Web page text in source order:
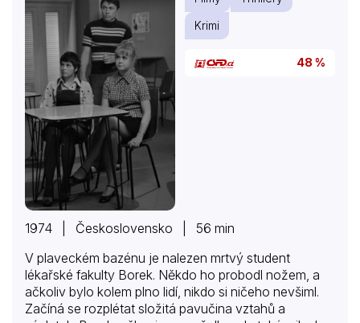
Krimi
48 %
1974 | Československo | 56 min
V plaveckém bazénu je nalezen mrtvý student
lékařské fakulty Borek. Někdo ho probodl nožem, a
ačkoliv bylo kolem plno lidí, nikdo si ničeho nevšiml.
Začíná se rozplétat složitá pavučina vztahů a